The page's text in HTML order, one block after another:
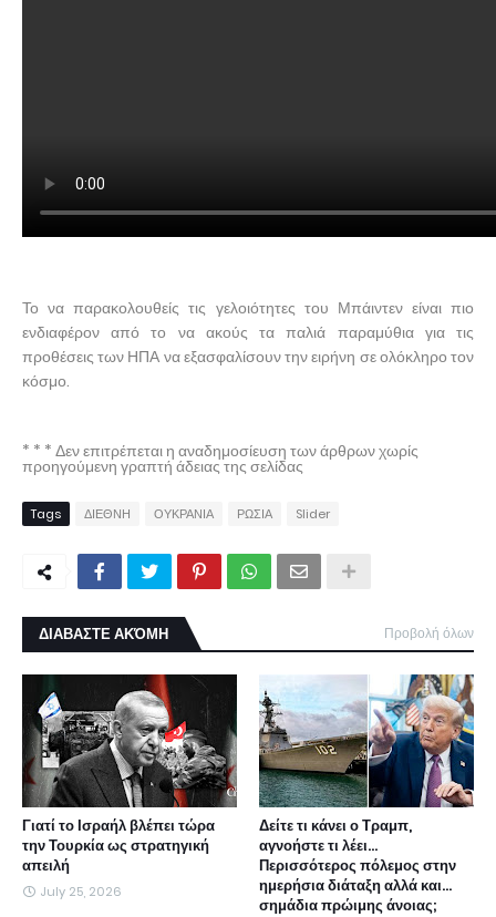
Το να παρακολουθείς τις γελοιότητες του Μπάιντεν είναι πιο
ενδιαφέρον από το να ακούς τα παλιά παραμύθια για τις
προθέσεις των ΗΠΑ να εξασφαλίσουν την ειρήνη σε ολόκληρο τον
κόσμο.
* * * Δεν επιτρέπεται η αναδημοσίευση των άρθρων χωρίς
προηγούμενη γραπτή άδειας της σελίδας
Tags ΔΙΕΘΝΗ ΟΥΚΡΑΝΙΑ ΡΩΣΙΑ Slider
ΔΙΑΒΑΣΤΕ ΑΚΌΜΗ Προβολή όλων
Γιατί το Ισραήλ βλέπει τώρα
την Τουρκία ως στρατηγική
απειλή
July 25, 2026
Δείτε τι κάνει ο Τραμπ,
αγνοήστε τι λέει...
Περισσότερος πόλεμος στην
ημερήσια διάταξη αλλά και...
σημάδια πρώιμης άνοιας;